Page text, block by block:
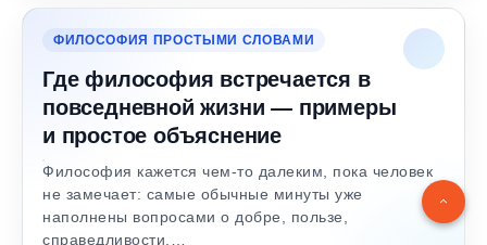
ФИЛОСОФИЯ ПРОСТЫМИ СЛОВАМИ
Где философия встречается в
повседневной жизни — примеры
и простое объяснение
Философия кажется чем-то далеким, пока человек
не замечает: самые обычные минуты уже
наполнены вопросами о добре, пользе,
справедливости,…